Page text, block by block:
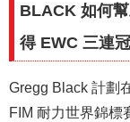
BLACK 如何
得 EWC 三連冠
Gregg Black 計劃
FIM 耐力世界錦標